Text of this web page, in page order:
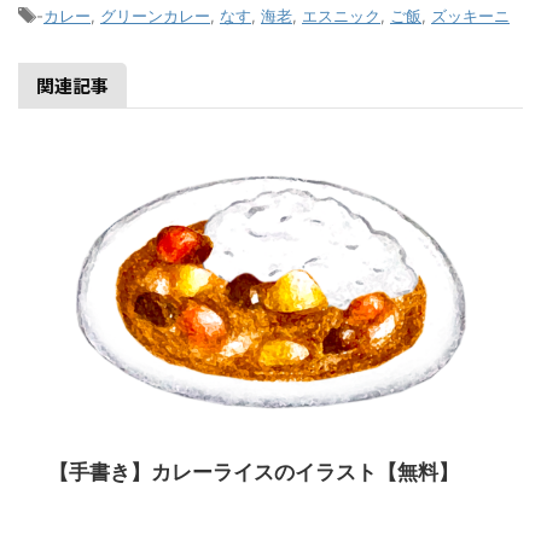
-カレー, グリーンカレー, なす, 海老, エスニック, ご飯, ズッキーニ
関連記事
【手書き】カレーライスのイラスト【無料】